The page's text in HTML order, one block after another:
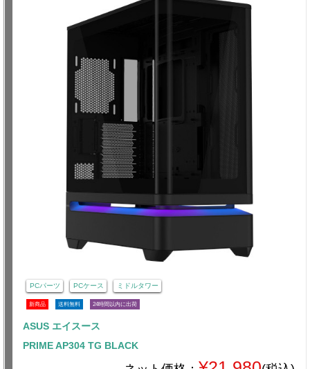
PCパーツ PCケース ミドルタワー
新商品 送料無料 24時間以内に出荷
ASUS エイスース
PRIME AP304 TG BLACK